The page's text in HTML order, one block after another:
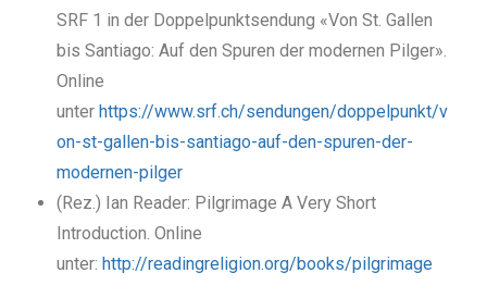
SRF 1 in der Doppelpunktsendung «Von St. Gallen
bis Santiago: Auf den Spuren der modernen Pilger».
Online
unterhttps://www.srf.ch/sendungen/doppelpunkt/v
on-st-gallen-bis-santiago-auf-den-spuren-der-
modernen-pilger
(Rez.) Ian Reader: Pilgrimage A Very Short
Introduction. Online
unter:http://readingreligion.org/books/pilgrimage